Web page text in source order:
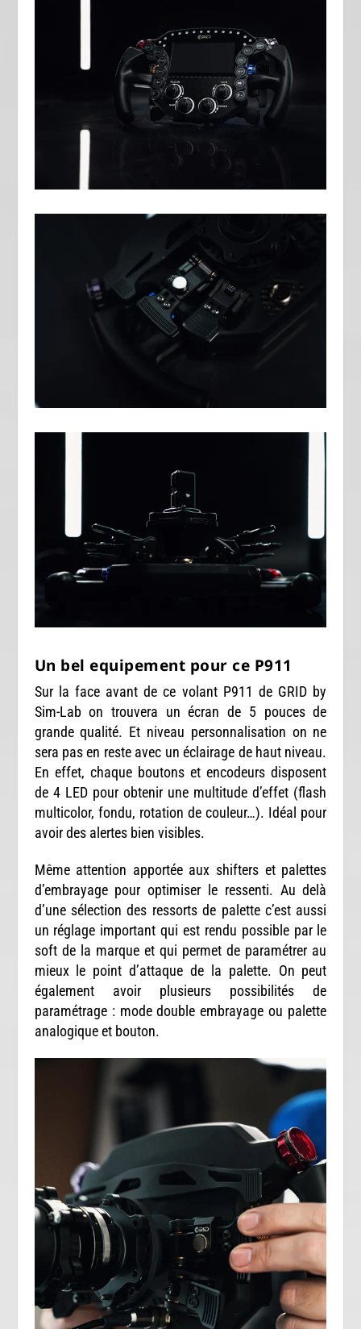
Un bel equipement pour ce P911
Sur la face avant de ce volant P911 de GRID by
Sim-Lab on trouvera un écran de 5 pouces de
grande qualité. Et niveau personnalisation on ne
sera pas en reste avec un éclairage de haut niveau.
En effet, chaque boutons et encodeurs disposent
de 4 LED pour obtenir une multitude d’effet (flash
multicolor, fondu, rotation de couleur…). Idéal pour
avoir des alertes bien visibles.
Même attention apportée aux shifters et palettes
d’embrayage pour optimiser le ressenti. Au delà
d’une sélection des ressorts de palette c’est aussi
un réglage important qui est rendu possible par le
soft de la marque et qui permet de paramétrer au
mieux le point d’attaque de la palette. On peut
également avoir plusieurs possibilités de
paramétrage : mode double embrayage ou palette
analogique et bouton.